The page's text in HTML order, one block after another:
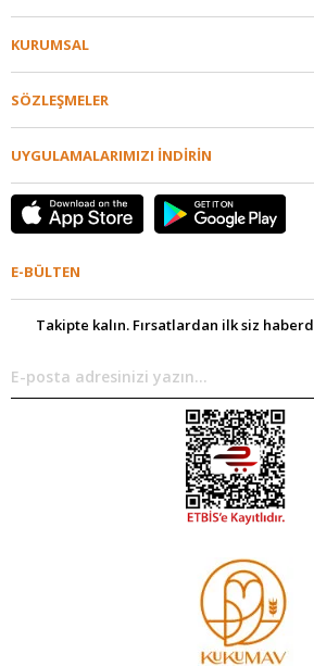
KURUMSAL
SÖZLEŞMELER
UYGULAMALARIMIZI İNDİRİN
E-BÜLTEN
Takipte kalın. Fırsatlardan ilk siz